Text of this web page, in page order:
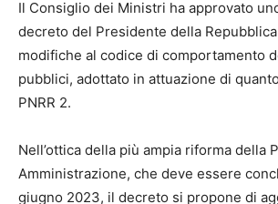
Il Consiglio dei Ministri ha approvato
decreto del Presidente della
modifiche al codice di comportamento
pubblici, adottato in attuazione di
PNRR 2.
Nell’ottica della più ampia riforma della
Amministrazione, che deve essere
giugno 2023, il decreto si propone di